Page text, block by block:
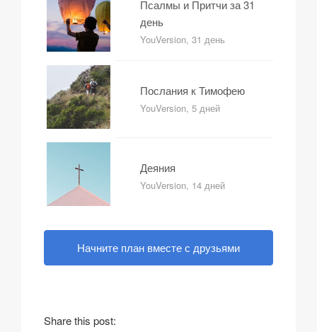
Псалмы и Притчи за 31
день
YouVersion, 31 день
Послания к Тимофею
YouVersion, 5 дней
Деяния
YouVersion, 14 дней
Начните план вместе с друзьями
Share this post: